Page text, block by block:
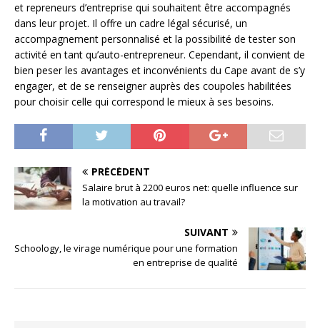
et repreneurs d’entreprise qui souhaitent être accompagnés
dans leur projet. Il offre un cadre légal sécurisé, un
accompagnement personnalisé et la possibilité de tester son
activité en tant qu’auto-entrepreneur. Cependant, il convient de
bien peser les avantages et inconvénients du Cape avant de s’y
engager, et de se renseigner auprès des coupoles habilitées
pour choisir celle qui correspond le mieux à ses besoins.
PRÉCÉDENT
Salaire brut à 2200 euros net: quelle influence sur
la motivation au travail?
SUIVANT
Schoology, le virage numérique pour une formation
en entreprise de qualité